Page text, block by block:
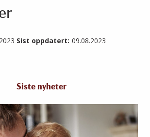
Sist oppdatert: 09.08.2023
Siste nyheter